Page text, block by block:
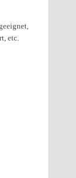
etc.